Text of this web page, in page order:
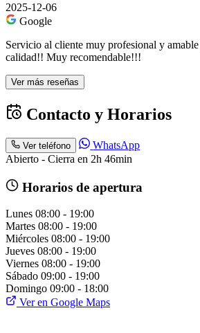
2025-12-06
Google
Servicio al cliente muy profesional y
calidad!! Muy recomendable!!!
Ver más reseñas
Contacto y Horarios
Ver teléfono
WhatsApp
Abierto - Cierra en 2h 46min
Horarios de apertura
Lunes 08:00 - 19:00
Martes 08:00 - 19:00
Miércoles 08:00 - 19:00
Jueves 08:00 - 19:00
Viernes 08:00 - 19:00
Sábado 09:00 - 19:00
Domingo 09:00 - 18:00
Ver en Google Maps